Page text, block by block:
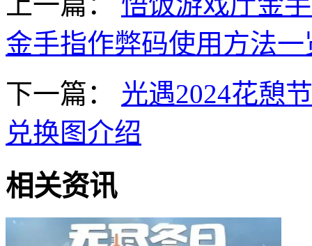
金手指作弊码使用方法一
下一篇：
光遇2024花憩
兑换图介绍
相关资讯